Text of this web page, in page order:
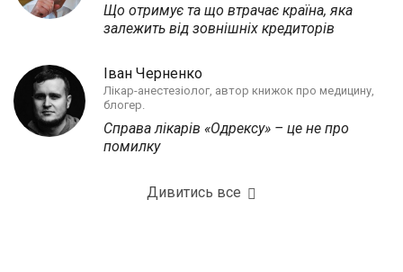
Що отримує та що втрачає країна, яка
залежить від зовнішніх кредиторів
Іван Черненко
Лікар-анестезіолог, автор книжок про медицину,
блогер.
Справа лікарів «Одрексу» – це не про
помилку
Дивитись все